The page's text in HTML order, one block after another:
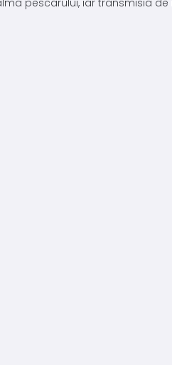
pescarului, iar transmisia